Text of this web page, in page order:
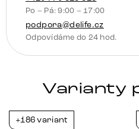
množství
Po – Pá: 9:00 – 17:00
podpora@delife.cz
Odpovídáme do 24 hod.
Varianty
+186 variant